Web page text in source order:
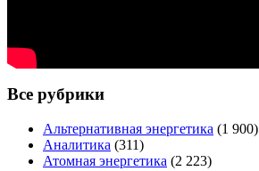
Все рубрики
Альтернативная энергетика (1 900)
Аналитика (311)
Атомная энергетика (2 223)